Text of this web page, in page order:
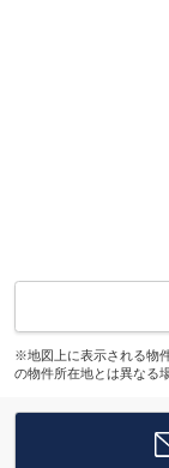
※地図上に表示される物
の物件所在地とは異なる